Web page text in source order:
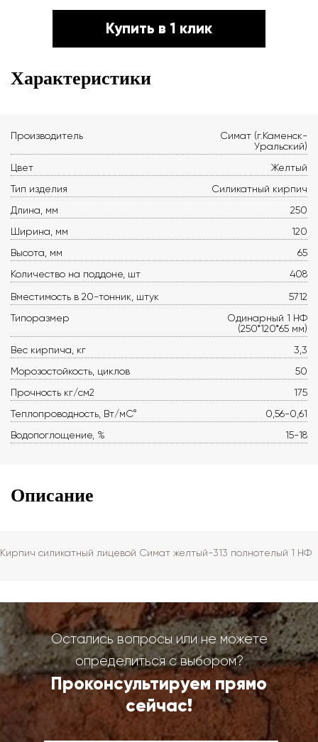
Купить в 1 клик
Характеристики
Производитель
Симат (г.Каменск-
Уральский)
Цвет
Желтый
Тип изделия
Силикатный кирпич
Длина, мм
250
Ширина, мм
120
Высота, мм
65
Количество на поддоне, шт
408
Вместимость в 20-тонник, штук
5712
Типоразмер
Одинарный 1 НФ
(250*120*65 мм)
Вес кирпича, кг
3,3
Морозостойкость, циклов
50
Прочность кг/см2
175
Теплопроводность, Вт/мС°
0,56-0,61
Водопоглощение, %
15-18
Описание
Кирпич силикатный лицевой Симат желтый-313 полнотелый 1 НФ
Остались вопросы или не можете
определиться с выбором?
Проконсультируем прямо
сейчас!